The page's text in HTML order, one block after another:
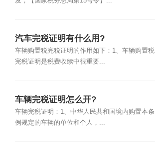
汽车完税证明有什么用?
车辆购置税完税证明的作用如下：1、车辆购置税
完税证明是税费收续中很重要...
车辆完税证明怎么开?
车辆完税证明：1、中华人民共和国境内购置本条
例规定的车辆的单位和个人，...